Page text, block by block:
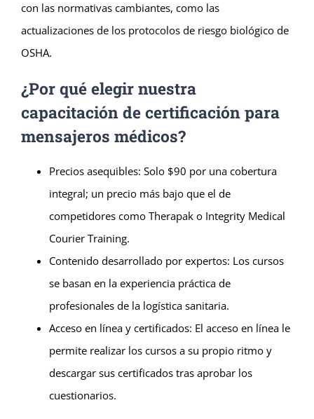
con las normativas cambiantes, como las
actualizaciones de los protocolos de riesgo biológico de
OSHA.
¿Por qué elegir nuestra
capacitación de certificación para
mensajeros médicos?
Precios asequibles: Solo $90 por una cobertura
integral; un precio más bajo que el de
competidores como Therapak o Integrity Medical
Courier Training.
Contenido desarrollado por expertos: Los cursos
se basan en la experiencia práctica de
profesionales de la logística sanitaria.
Acceso en línea y certificados: El acceso en línea le
permite realizar los cursos a su propio ritmo y
descargar sus certificados tras aprobar los
cuestionarios.